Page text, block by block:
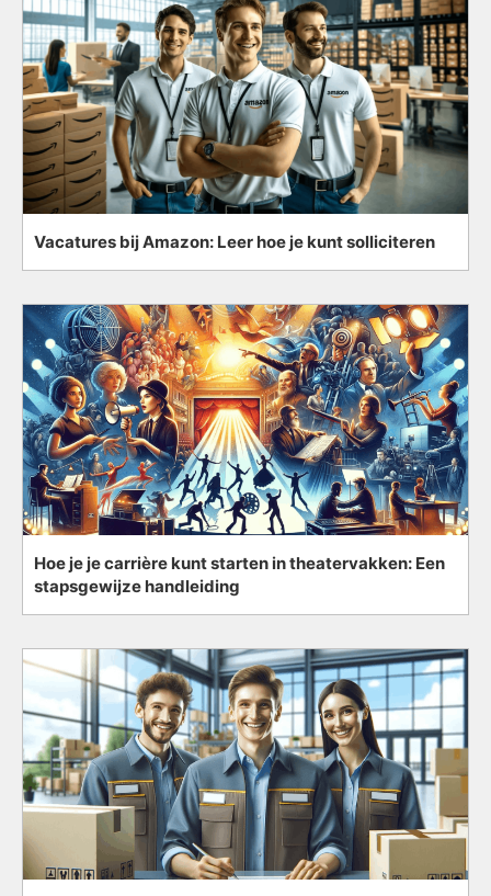
Vacatures bij Amazon: Leer hoe je kunt solliciteren
Hoe je je carrière kunt starten in theatervakken: Een
stapsgewijze handleiding